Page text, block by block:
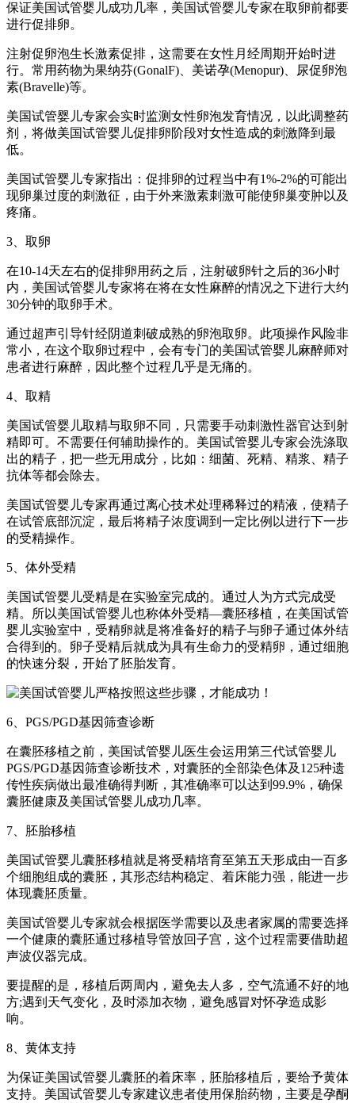
保证美国试管婴儿成功几率，美国试管婴儿专家在取卵前都要
进行促排卵。
注射促卵泡生长激素促排，这需要在女性月经周期开始时进
行。常用药物为果纳芬(GonalF)、美诺孕(Menopur)、尿促卵泡
素(Bravelle)等。
美国试管婴儿专家会实时监测女性卵泡发育情况，以此调整药
剂，将做美国试管婴儿促排卵阶段对女性造成的刺激降到最
低。
美国试管婴儿专家指出：促排卵的过程当中有1%-2%的可能出
现卵巢过度的刺激征，由于外来激素刺激可能使卵巢变肿以及
疼痛。
3、取卵
在10-14天左右的促排卵用药之后，注射破卵针之后的36小时
内，美国试管婴儿专家将在将在女性麻醉的情况之下进行大约
30分钟的取卵手术。
通过超声引导针经阴道刺破成熟的卵泡取卵。此项操作风险非
常小，在这个取卵过程中，会有专门的美国试管婴儿麻醉师对
患者进行麻醉，因此整个过程几乎是无痛的。
4、取精
美国试管婴儿取精与取卵不同，只需要手动刺激性器官达到射
精即可。不需要任何辅助操作的。美国试管婴儿专家会洗涤取
出的精子，把一些无用成分，比如：细菌、死精、精浆、精子
抗体等都会除去。
美国试管婴儿专家再通过离心技术处理稀释过的精液，使精子
在试管底部沉淀，最后将精子浓度调到一定比例以进行下一步
的受精操作。
5、体外受精
美国试管婴儿受精是在实验室完成的。通过人为方式完成受
精。所以美国试管婴儿也称体外受精—囊胚移植，在美国试管
婴儿实验室中，受精卵就是将准备好的精子与卵子通过体外结
合得到的。卵子受精后就成为具有生命力的受精卵，通过细胞
的快速分裂，开始了胚胎发育。
6、PGS/PGD基因筛查诊断
在囊胚移植之前，美国试管婴儿医生会运用第三代试管婴儿
PGS/PGD基因筛查诊断技术，对囊胚的全部染色体及125种遗
传性疾病做出最准确得判断，其准确率可以达到99.9%，确保
囊胚健康及美国试管婴儿成功几率。
7、胚胎移植
美国试管婴儿囊胚移植就是将受精培育至第五天形成由一百多
个细胞组成的囊胚，其形态结构稳定、着床能力强，能进一步
体现囊胚质量。
美国试管婴儿专家就会根据医学需要以及患者家属的需要选择
一个健康的囊胚通过移植导管放回子宫，这个过程需要借助超
声波仪器完成。
要提醒的是，移植后两周内，避免去人多，空气流通不好的地
方;遇到天气变化，及时添加衣物，避免感冒对怀孕造成影
响。
8、黄体支持
为保证美国试管婴儿囊胚的着床率，胚胎移植后，要给予黄体
支持。美国试管婴儿专家建议患者使用保胎药物，主要是孕酮